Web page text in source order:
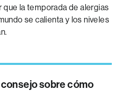
la temporada de alergias
se calienta y los niveles
sobre cómo